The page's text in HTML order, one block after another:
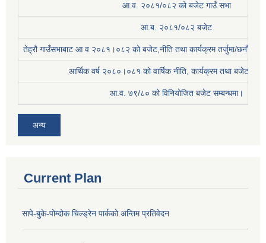
आ.व. २०८१/०८२ को बजेट गाउँ सभा
आ.ब. २०८१/०८२ बजेट
तेह्रौ गाउँसभाबाट आ व २०८१।०८२ को बजेट,नीति तथा कार्यक्रम तर्जुमा/छनौट
आर्थिक वर्ष २०८०।०८१ काे वार्षिक नीति, कार्यक्रम तथा बजेट
आ.व. ७९/८० को विनियोजित बजेट सम्बन्धमा।
अन्य
Current Plan
सापे-बुके-पोम्दोक चिल्ड्रेन पार्कको अन्तिम प्रतिवेदन